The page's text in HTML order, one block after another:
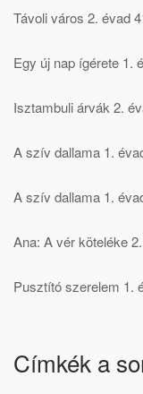
Távoli város 2. évad
Egy új nap ígérete 1.
Isztambuli árvák 2.
A szív dallama 1.
A szív dallama 1.
Ana: A vér köteléke
Pusztító szerelem 1.
Címkék a